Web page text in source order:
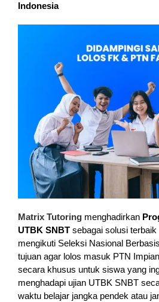
Indonesia
Matrix Tutoringmenghadirkan
UTBK SNBTsebagai solusi
mengikuti Seleksi Nasional
tujuan agar lolos masuk PTN
secara khusus untuk siswa yang
menghadapi ujian UTBK SNBT
waktu belajar jangka pendek atau